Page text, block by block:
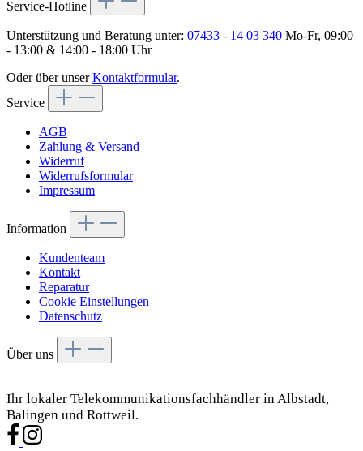
Service-Hotline
Unterstützung und Beratung unter: 07433 - 14 03 340 Mo-Fr, 09:00
- 13:00 & 14:00 - 18:00 Uhr
Oder über unserKontaktformular.
Service
AGB
Zahlung & Versand
Widerruf
Widerrufsformular
Impressum
Information
Kundenteam
Kontakt
Reparatur
Cookie Einstellungen
Datenschutz
Über uns
Ihr lokaler Telekommunikationsfachhändler in Albstadt,
Balingen und Rottweil.